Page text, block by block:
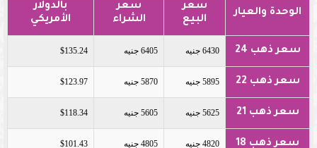
الوحدة والعيار
سعر
البيع
سعر
الشراء
بالدولار
الأمريكي
سعر ذهب 24 6430 جنيه 6405 جنيه $135.24
سعر ذهب 22 5895 جنيه 5870 جنيه $123.97
سعر ذهب 21 5625 جنيه 5605 جنيه $118.34
سعر ذهب 18 4820 جنيه 4805 جنيه $101.43